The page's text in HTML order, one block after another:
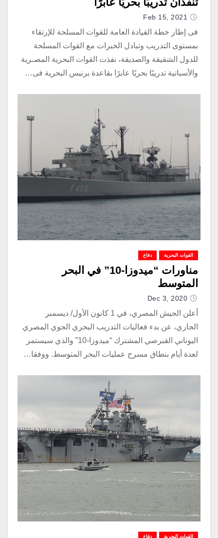
Feb 15, 2021
فى إطار خطة القيادة العامة للقوات المسلحة للإرتقاء
بمستوى التدريب وتبادل الخبرات مع القوات المسلحة
للدول الشقيقة والصديقة، نفذت القوات البحرية المصـرية
والأسبانية تدريبًا بحريًا عابرًا بقاعدة برنيس البحرية فى…
القوات البحرية دفاع
مناورات “ميدوزا-10” في البحر
المتوسط
Dec 3, 2020
أعلن الجيش المصري، في 1 كانون الأول/ ديسمبر
الجاري، عن بدء فعاليات التدريب البحري الجوي المصري
اليوناني القبرصي المشترك “ميدوزا-10” والذي سيستمر
لعدة أيام بنطاق مسرح عمليات البحر المتوسط. ووفقا…
القوات البحرية دفاع